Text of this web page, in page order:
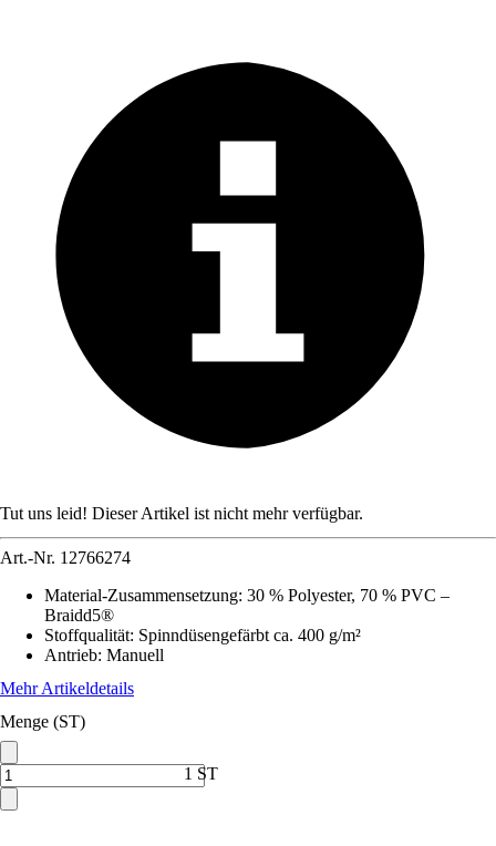
Tut uns leid! Dieser Artikel ist nicht mehr verfügbar.
Art.-Nr. 12766274
Material-Zusammensetzung: 30 % Polyester, 70 % PVC –
Braidd5®
Stoffqualität: Spinndüsengefärbt ca. 400 g/m²
Antrieb: Manuell
Mehr Artikeldetails
Menge (ST)
1 ST